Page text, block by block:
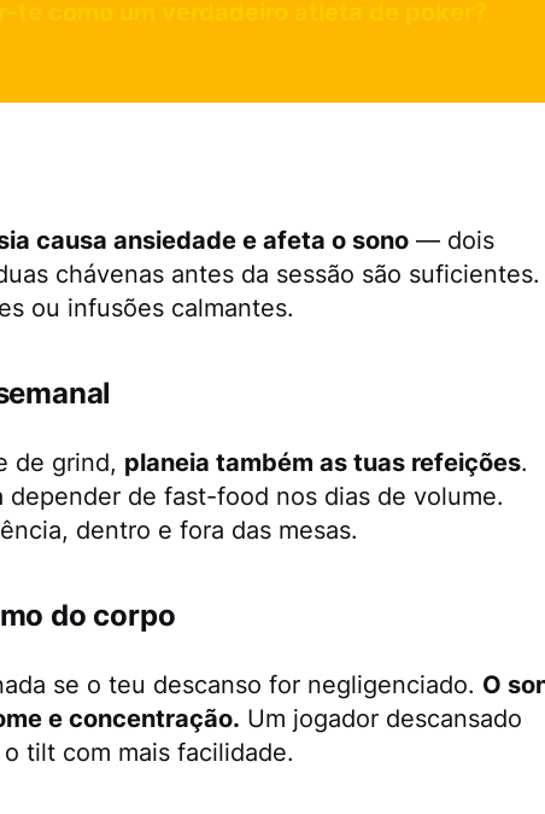
causa ansiedade e afeta o sono— dois
chávenas antes da sessão são suficientes.
ou infusões calmantes.
de grind, planeia também as tuas refeições.
de fast-food nos dias de volume.
dentro e fora das mesas.
do corpo
se o teu descanso for negligenciado. O
e concentração. Um jogador descansado
tilt com mais facilidade.